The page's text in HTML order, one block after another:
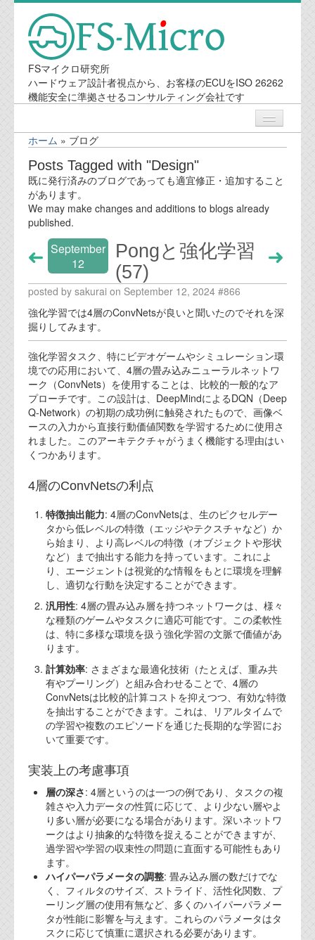
FSマイクロ研究所
ハードウェア設計者視点から、お客様のECUをISO 26262
機能安全に準拠させるコンサルティング会社です
ニュース
業務内容
会社案内
会社概要
代表ご挨拶
オフィス
実績
ブログ
機能安全ブログ
外部投稿記事
ブログテーマ
技術文書
ご希望の方は、お問い合わせページから
資料閲覧パスワードをお問い合わせ頂き
ログインをお願い致します。アカウント
機能安全用語集
設計用語集
オンラインショップ
お問い合わせ
FAQ
お問い合わせフォーム
ホーム » ブログ
Posts Tagged with "Design"
既に発行済みのブログであっても適宜修正・追加すること
があります。
We may make changes and additions to blogs already
published.
September
12
Pongと強化学習
(57)
posted by sakurai on September 12, 2024 #866
強化学習では4層のConvNetsが良いと聞いたのでそれを深
掘りしてみます。
強化学習タスク、特にビデオゲームやシミュレーション環
境での応用において、4層の畳み込みニューラルネットワ
ーク（ConvNets）を使用することは、比較的一般的なア
プローチです。この設計は、DeepMindによるDQN（Deep
Q-Network）の初期の成功例に触発されたもので、画像ベ
ースの入力から直接行動価値関数を学習するために使用さ
れました。このアーキテクチャがうまく機能する理由はい
くつかあります。
4層のConvNetsの利点
特徴抽出能力: 4層のConvNetsは、生のピクセルデー
タから低レベルの特徴（エッジやテクスチャなど）か
ら始まり、より高レベルの特徴（オブジェクトや形状
など）まで抽出する能力を持っています。これによ
り、エージェントは視覚的な情報をもとに環境を理解
し、適切な行動を決定することができます。
汎用性: 4層の畳み込み層を持つネットワークは、様々
な種類のゲームやタスクに適応可能です。この柔軟性
は、特に多様な環境を扱う強化学習の文脈で価値があ
ります。
計算効率: さまざまな最適化技術（たとえば、重み共
有やプーリング）と組み合わせることで、4層の
ConvNetsは比較的計算コストを抑えつつ、有効な特徴
を抽出することができます。これは、リアルタイムで
の学習や複数のエピソードを通じた長期的な学習にお
いて重要です。
実装上の考慮事項
層の深さ: 4層というのは一つの例であり、タスクの複
雑さや入力データの性質に応じて、より少ない層やよ
り多い層が必要になる場合があります。深いネットワ
ークはより抽象的な特徴を捉えることができますが、
過学習や学習の収束性の問題に直面する可能性もあり
ます。
ハイパーパラメータの調整: 畳み込み層の数だけでな
く、フィルタのサイズ、ストライド、活性化関数、プ
ーリング層の使用有無など、多くのハイパーパラメー
タが性能に影響を与えます。これらのパラメータはタ
スクに応じて慎重に選択される必要があります。